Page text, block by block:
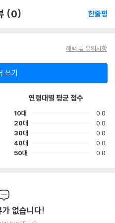
(0) 한줄평
혜택 및 유의사항
쓰기
연령대별 평균 점수
10대
0.0
20대
0.0
30대
0.0
40대
0.0
50대
0.0
없습니다!